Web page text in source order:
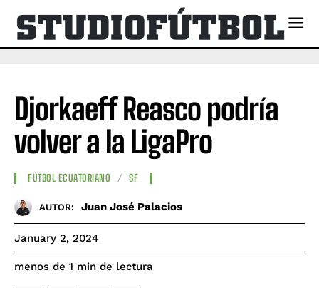
Djorkaeff Reasco podría
volver a la LigaPro
FÚTBOL ECUATORIANO SF
AUTOR: Juan José Palacios
January 2, 2024
menos de 1 min de lectura